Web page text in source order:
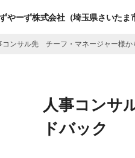
やーず株式会社（埼玉県さいた
コンサル先 チーフ・マネージャー様か
人事コンサ
ドバック